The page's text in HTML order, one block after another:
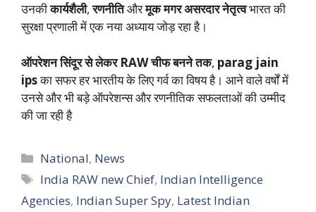
उनकीकार्यशैली,रणनीतिऔरमूक मगर असरदार नेतृत्वभारत की
सुरक्षा प्रणाली में एक नया अध्याय जोड़ रहा है।
ऑपरेशन सिंदूर से लेकर RAW चीफ बनने तक, parag jain
ipsका सफर हर भारतीय के लिए गर्व का विषय है। आने वाले वर्षों में
उनसे और भी बड़े ऑपरेशन्स और रणनीतिक सफलताओं की उम्मीद
की जा रही है
Categories
National, News
Tags
India RAW new Chief, Indian Intelligence
Agencies, Indian Super Spy, Latest Indian